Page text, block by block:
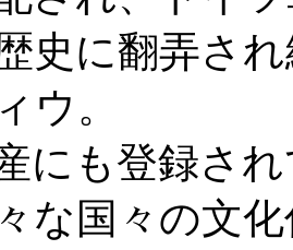
史に翻弄さ
ウ。
にも登録さ
な国々の文